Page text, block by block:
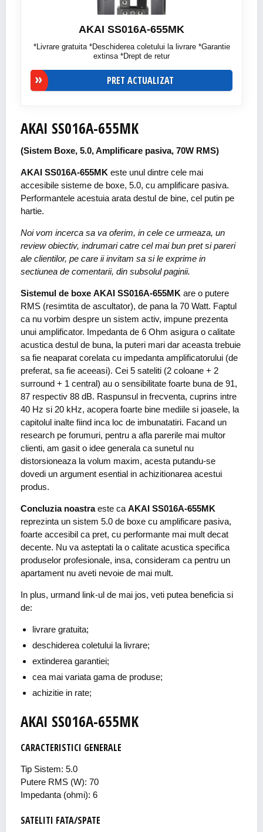
AKAI SS016A-655MK
*Livrare gratuita *Deschiderea coletului la livrare *Garantie
extinsa *Drept de retur
PRET ACTUALIZAT
AKAI SS016A-655MK
(Sistem Boxe, 5.0, Amplificare pasiva, 70W RMS)
AKAI SS016A-655MK este unul dintre cele mai
accesibile sisteme de boxe, 5.0, cu amplificare pasiva.
Performantele acestuia arata destul de bine, cel putin pe
hartie.
Noi vom incerca sa va oferim, in cele ce urmeaza, un
review obiectiv, indrumari catre cel mai bun pret si pareri
ale clientilor, pe care ii invitam sa si le exprime in
sectiunea de comentarii, din subsolul paginii.
Sistemul de boxe AKAI SS016A-655MK are o putere
RMS (resimtita de ascultator), de pana la 70 Watt. Faptul
ca nu vorbim despre un sistem activ, impune prezenta
unui amplificator. Impedanta de 6 Ohm asigura o calitate
acustica destul de buna, la puteri mari dar aceasta trebuie
sa fie neaparat corelata cu impedanta amplificatorului (de
preferat, sa fie aceeasi). Cei 5 sateliti (2 coloane + 2
surround + 1 central) au o sensibilitate foarte buna de 91,
87 respectiv 88 dB. Raspunsul in frecventa, cuprins intre
40 Hz si 20 kHz, acopera foarte bine mediile si joasele, la
capitolul inalte fiind inca loc de imbunatatiri. Facand un
research pe forumuri, pentru a afla parerile mai multor
clienti, am gasit o idee generala ca sunetul nu
distorsioneaza la volum maxim, acesta putandu-se
dovedi un argument esential in achizitionarea acestui
produs.
Concluzia noastraeste ca AKAI SS016A-655MK
reprezinta un sistem 5.0 de boxe cu amplificare pasiva,
foarte accesibil ca pret, cu performante mai mult decat
decente. Nu va asteptati la o calitate acustica specifica
produselor profesionale, insa, consideram ca pentru un
apartament nu aveti nevoie de mai mult.
In plus, urmand link-ul de mai jos, veti putea beneficia si
de:
livrare gratuita;
deschiderea coletului la livrare;
extinderea garantiei;
cea mai variata gama de produse;
achizitie in rate;
AKAI SS016A-655MK
CARACTERISTICI GENERALE
Tip Sistem: 5.0
Putere RMS (W): 70
Impedanta (ohmi): 6
SATELITI FATA/SPATE